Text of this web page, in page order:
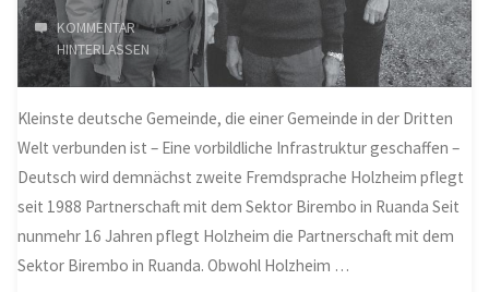
KOMMENTAR
HINTERLASSEN
Kleinste deutsche Gemeinde, die einer Gemeinde in der Dritten
Welt verbunden ist – Eine vorbildliche Infrastruktur geschaffen –
Deutsch wird demnächst zweite Fremdsprache Holzheim pflegt
seit 1988 Partnerschaft mit dem Sektor Birembo in Ruanda Seit
nunmehr 16 Jahren pflegt Holzheim die Partnerschaft mit dem
Sektor Birembo in Ruanda. Obwohl Holzheim …